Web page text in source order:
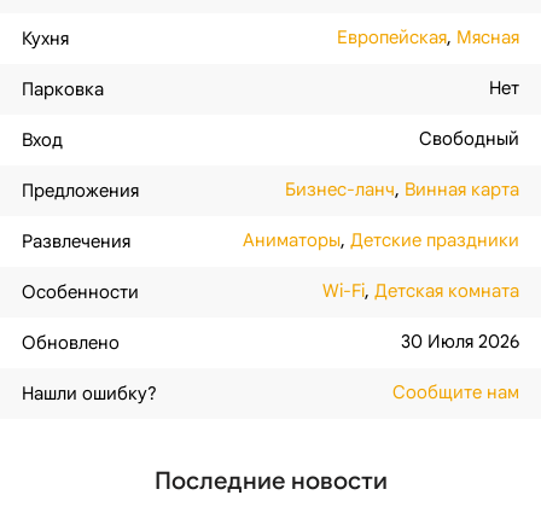
Кухня Европейская, Мясная
Парковка Нет
Вход Свободный
Предложения Бизнес-ланч, Винная карта
Развлечения Аниматоры,Детские праздники
Особенности Wi-Fi,Детская комната
Обновлено 30 Июля 2026
Нашли ошибку? Сообщите нам
Последние новости